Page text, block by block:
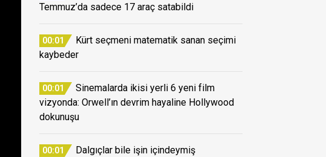
Temmuz’da sadece 17 araç satabildi
00:01
Kürt seçmeni matematik sanan seçimi
kaybeder
00:01
Sinemalarda ikisi yerli 6 yeni film
vizyonda: Orwell’ın devrim hayaline Hollywood
dokunuşu
00:01 Dalgıçlar bile işin içindeymiş